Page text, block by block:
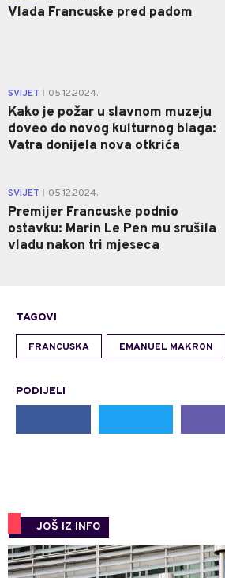
Vlada Francuske pred padom
SVIJET 05.12.2024.
Kako je požar u slavnom muzeju
doveo do novog kulturnog blaga:
Vatra donijela nova otkrića
SVIJET 05.12.2024.
Premijer Francuske podnio
ostavku: Marin Le Pen mu srušila
vladu nakon tri mjeseca
TAGOVI
FRANCUSKA EMANUEL MAKRON
PODIJELI
JOŠ IZ INFO